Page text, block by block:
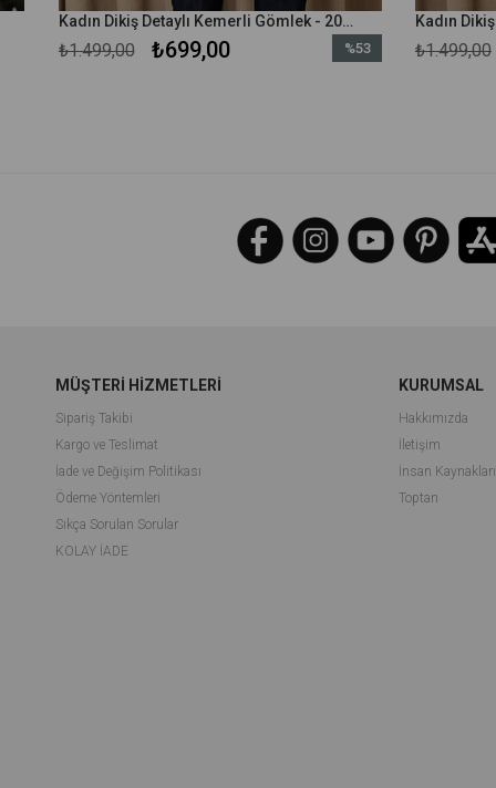
Kadın Dikiş Detaylı Kemerli Gömlek - 20708GML - Vizon
₺699,00
₺1.499,00
%53
₺1.499,00
MÜŞTERİ HİZMETLERİ
Sipariş Takibi
Kargo ve Teslimat
İade ve Değişim Politikası
Ödeme Yöntemleri
Sıkça Sorulan Sorular
KOLAY İADE
KURUMSAL
Hakkımızda
İletişim
İnsan Kaynakları
Toptan